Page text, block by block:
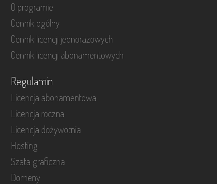
O programie
Cennik ogólny
Cennik licencji jednorazowych
Cennik licencji abonamentowych
Regulamin
Licencja abonamentowa
Licencja roczna
Licencja dożywotnia
Hosting
Szata graficzna
Domeny